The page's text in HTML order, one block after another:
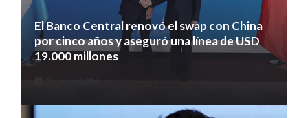
El Banco Central renovó el swap con China
por cinco años y aseguró una línea de USD
19.000 millones